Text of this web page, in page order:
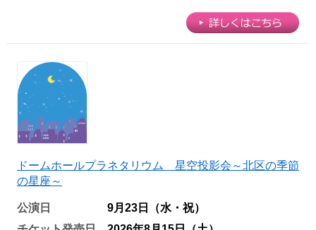
ドームホールプラネタリウム 星空投影会～北区の季節
の星座～
公演日
9月23日（水・祝）